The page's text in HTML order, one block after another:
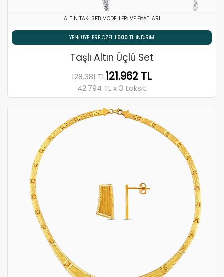
ALTIN TAKI SETI MODELLERI VE FIYATLARI
% 5 HAVALE / EFT İNDIRIMI
Taşlı Altın Üçlü Set
128.381 TL121.962 TL
42.794 TL x 3 taksit